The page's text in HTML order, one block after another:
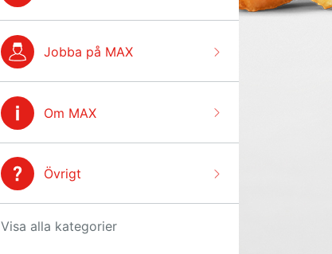
Jobba på MAX
Om MAX
Övrigt
Visa alla kategorier